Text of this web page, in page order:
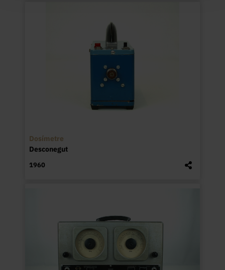
Dosímetre
Desconegut
1960